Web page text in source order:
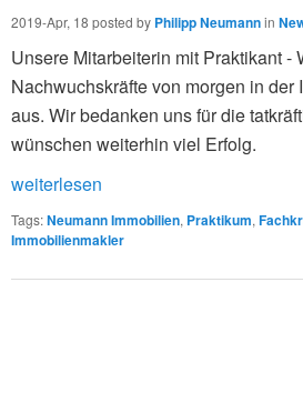
2019-Apr, 18 posted by Philipp Neumannin
Unsere Mitarbeiterin mit Praktikant -
Nachwuchskräfte von morgen in
aus. Wir bedanken uns für die
wünschen weiterhin viel Erfolg.
weiterlesen
Tags:Neumann Immobilien, Praktikum,
Immobilienmakler